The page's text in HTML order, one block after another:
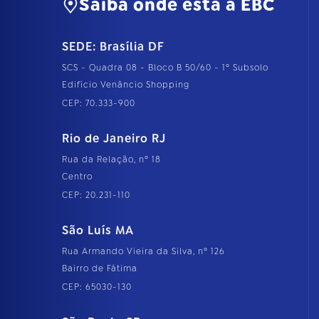
Saiba onde está a EBC
SEDE: Brasília DF
SCS - Quadra 08 - Bloco B 50/60 - 1º Subsolo
Edifício Venâncio Shopping
CEP: 70.333-900
Rio de Janeiro RJ
Rua da Relação, nº 18
Centro
CEP: 20.231-110
São Luís MA
Rua Armando Vieira da Silva, nº 126
Bairro de Fátima
CEP: 65030-130